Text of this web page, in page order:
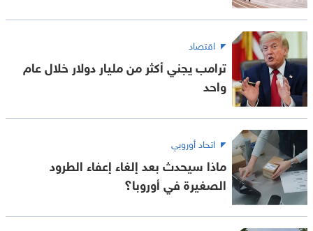
اقتصاد
ترامب يجني أكثر من مليار دولار خلال عام
واحد
اتحاد أوروبي
ماذا سيحدث بعد إلغاء إعفاء الطرود
الصغيرة في أوروبا؟